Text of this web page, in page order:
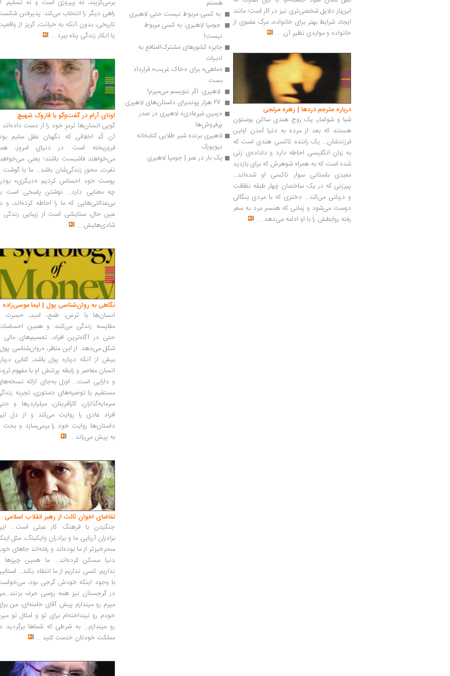
این‌بار دلایل شخصی‌تری نیز در کار است؛ مانند
ایجاد شرایط بهتر برای خانواده، مرگ عضوی از
خانواده و مواردی نظیر آن. ...
درباره مترجم دردها | زهره مرتجی
شبا و شوکمار، یک زوج هندی ساکن بوستون
هستند که بعد از مرده به دنیا آمدن اولین
فرزندشان... یک راننده تاکسی هندی است که
به زبان انگلیسی احاطه دارد و دلداده‌ی زنی
شده است که به همراه شوهرش که برای بازدید
معبدی باستانی سوار تاکسی او شده‌اند...
پیرزنی که در یک ساختمان چهار طبقه نظافت
و دربانی می‌کند... دختری که با مردی بنگالی
دوست می‌شود و زمانی که همسر مرد به سفر
رفته روابطش را با او ادامه می‌دهد. ...
هستم
به کسی مربوط نیست حتی لاهیری
نیست!
ادبیات
بست
لاهیری: اگر ننویسم می‌میرم!
پرفروش‌ها
نیویورک
یک بار در عمر | جومپا لاهیری
برمی‌گزیند، نه پیروزی است و نه تسلیم.
راهی دیگر را انتخاب می‌کند: پذیرفتن
تاریخی، بدون آنکه به خیانت، گریز از
یا انکار زندگی پناه ببرد ...
اونای آرام در گفت‌وگو با فاروک شهیچ‭
گویی انسان‌ها ترمزِ خود را از دست داده‌اند
آن کُدِ اخلاقی که نگهبان عقل سلیم
فروریخته است. در دنیای امروز،
می‌خواهند فاشیست باشند؛ یعنی
نفرت، محورِ زندگی‌شان باشد... ما با گوشت
پوست خود احساس کردیم «دیگری»
چه معنایی دارد... نوشتن پاسخی است
بی‌عدالتی‌هایی که ما را احاطه کرده‌اند، و
عین حال، ستایشی است از زیبایی زندگی
شادی‌هایش ...
نگاهی به روان‌شناسی پول | ایما موسی‌زاده
انسان‌ها با ترس، طمع، امید، حسرت
مقایسه زندگی می‌کنند و همین
حتی در آگاه‌ترین افراد، تصمیم‌های مالی
شکل می‌دهد. از این منظر، «روان‌شناسی
بیش از آنکه درباره پول باشد، کتابی
انسان معاصر و رابطه پرتنش او با مفهوم
و دارایی است... اوزل به‌جای ارائه
مستقیم یا توصیه‌های دستوری، تجربه
سرمایه‌گذاران، کارآفرینان، میلیاردرها و
افراد عادی را روایت می‌کند و از دل
داستان‌ها روایت خود را برمی‌سازد و بحث
به پیش می‌راند ...
تقاضای اخوان ثالث از رهبر انقلاب اسلامی
جنگیدن با فرهنگ کار عبثی است...
برادران آریایی ما و برادران وایکینگ، مثل
سحرخیزتر از ما بوده‌اند و رفته‌اند جاهای
دنیا مسکن کرده‌اند... ما همین چیزها
نداریم. کسی نداریم از ما انتقاد بکند...
با وجود اینکه خودش گرجی بود،
در گرجستان نیز همه روسی حرف
میرم رو میندازم پیش آقای خامنه‌ای، من
خودم رو نینداخته‌ام برای تو و امثال تو
رو میندازم... به شرطی که شماها برگردید
مملکت خودتان خدمت کنید ...